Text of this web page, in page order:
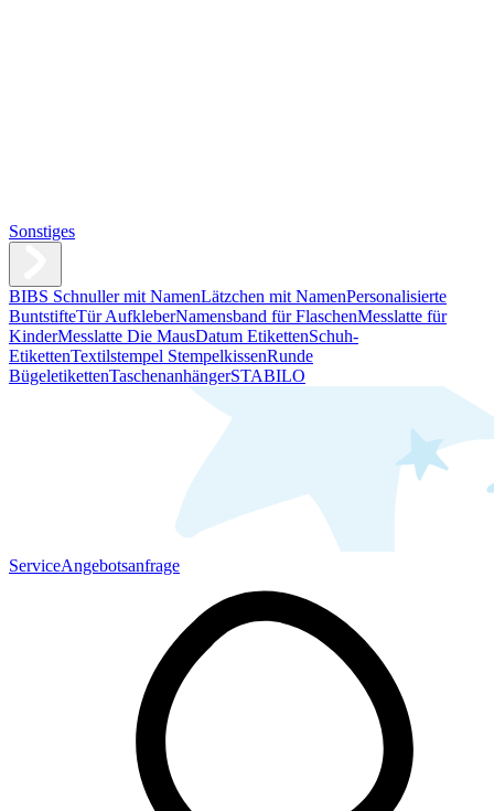
Sonstiges
BIBS Schnuller mit NamenLätzchen mit NamenPersonalisierte
BuntstifteTür AufkleberNamensband für FlaschenMesslatte für
KinderMesslatte Die MausDatum EtikettenSchuh-
EtikettenTextilstempel StempelkissenRunde
BügeletikettenTaschenanhängerSTABILO
ServiceAngebotsanfrage